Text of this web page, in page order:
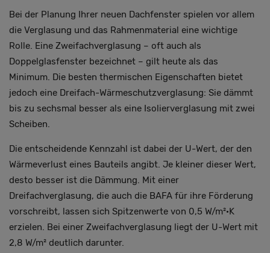
Bei der Planung Ihrer neuen Dachfenster spielen vor allem
die Verglasung und das Rahmenmaterial eine wichtige
Rolle. Eine Zweifachverglasung – oft auch als
Doppelglasfenster bezeichnet – gilt heute als das
Minimum. Die besten thermischen Eigenschaften bietet
jedoch eine Dreifach-Wärmeschutzverglasung: Sie dämmt
bis zu sechsmal besser als eine Isolierverglasung mit zwei
Scheiben.
Die entscheidende Kennzahl ist dabei der U-Wert, der den
Wärmeverlust eines Bauteils angibt. Je kleiner dieser Wert,
desto besser ist die Dämmung. Mit einer
Dreifachverglasung, die auch die BAFA für ihre Förderung
vorschreibt, lassen sich Spitzenwerte von 0,5 W/m²·K
erzielen. Bei einer Zweifachverglasung liegt der U-Wert mit
2,8 W/m² deutlich darunter.